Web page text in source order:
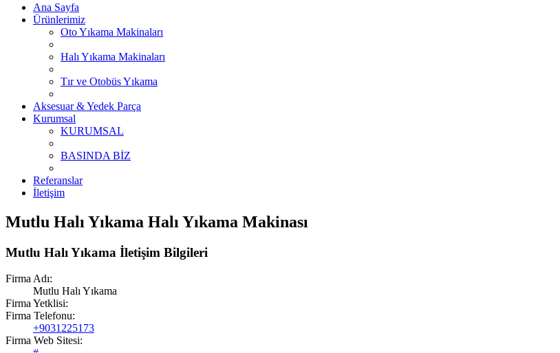
Ana Sayfa
Ürünlerimiz
Oto Yıkama Makinaları
Halı Yıkama Makinaları
Tır ve Otobüs Yıkama
Aksesuar & Yedek Parça
Kurumsal
KURUMSAL
BASINDA BİZ
Referanslar
İletişim
Mutlu Halı Yıkama Halı Yıkama Makinası
Mutlu Halı Yıkama İletişim Bilgileri
Firma Adı:
Mutlu Halı Yıkama
Firma Yetklisi:
Firma Telefonu:
+9031225173
Firma Web Sitesi: